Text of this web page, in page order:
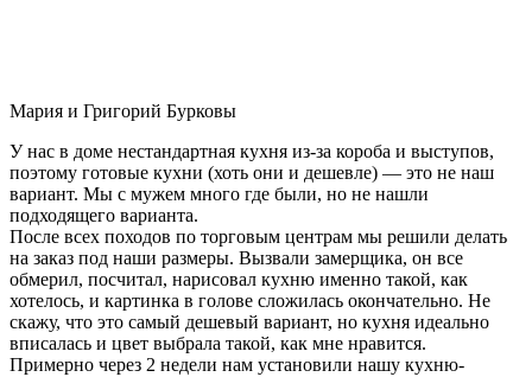
Мария и Григорий Бурковы
У нас в доме нестандартная кухня из-за короба и выступов,
поэтому готовые кухни (хоть они и дешевле) — это не наш
вариант. Мы с мужем много где были, но не нашли
подходящего варианта.
После всех походов по торговым центрам мы решили делать
на заказ под наши размеры. Вызвали замерщика, он все
обмерил, посчитал, нарисовал кухню именно такой, как
хотелось, и картинка в голове сложилась окончательно. Не
скажу, что это самый дешевый вариант, но кухня идеально
вписалась и цвет выбрала такой, как мне нравится.
Примерно через 2 недели нам установили нашу кухню-